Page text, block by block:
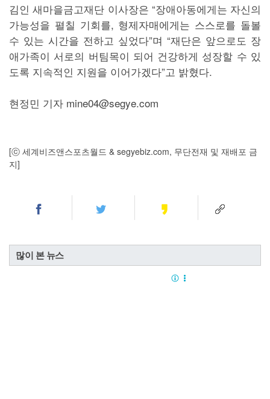
김인 새마을금고재단 이사장은 “장애아동에게는 자신의
가능성을 펼칠 기회를, 형제자매에게는 스스로를 돌볼
수 있는 시간을 전하고 싶었다”며 “재단은 앞으로도 장
애가족이 서로의 버팀목이 되어 건강하게 성장할 수 있
도록 지속적인 지원을 이어가겠다”고 밝혔다.
현정민 기자 mine04@segye.com
[ⓒ 세계비즈앤스포츠월드 & segyebiz.com, 무단전재 및 재배포 금
지]
많이 본 뉴스